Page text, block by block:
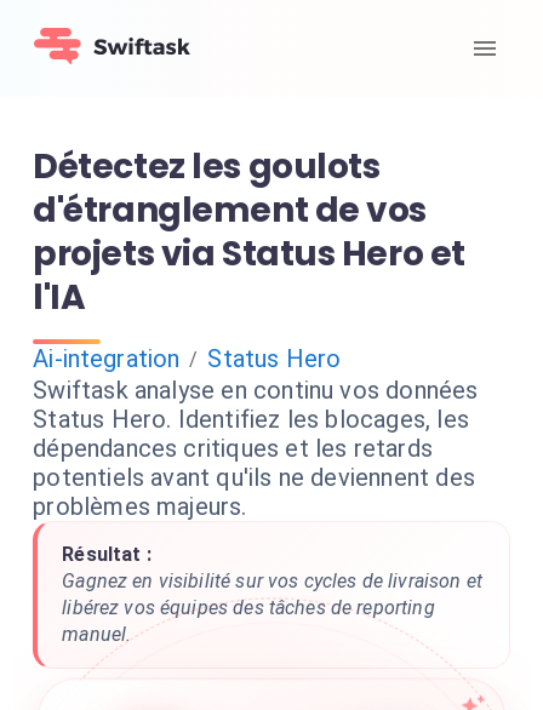
Détectez les goulots
d'étranglement de vos
projets via Status Hero et
l'IA
Ai-integration / Status Hero
Swiftask analyse en continu vos données
Status Hero. Identifiez les blocages, les
dépendances critiques et les retards
potentiels avant qu'ils ne deviennent des
problèmes majeurs.
Résultat :
Gagnez en visibilité sur vos cycles de livraison et
libérez vos équipes des tâches de reporting
manuel.